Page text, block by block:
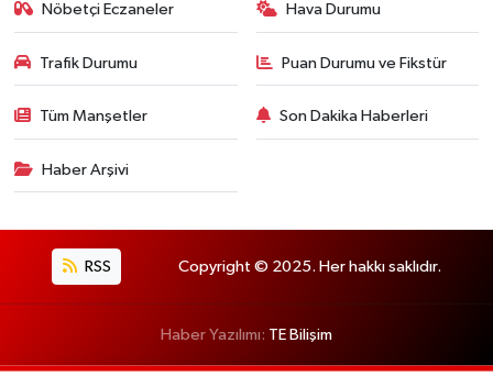
Nöbetçi Eczaneler Hava Durumu
Trafik Durumu Puan Durumu ve Fikstür
Tüm Manşetler Son Dakika Haberleri
Haber Arşivi
RSS Copyright © 2025. Her hakkı saklıdır.
Haber Yazılımı: TE Bilişim